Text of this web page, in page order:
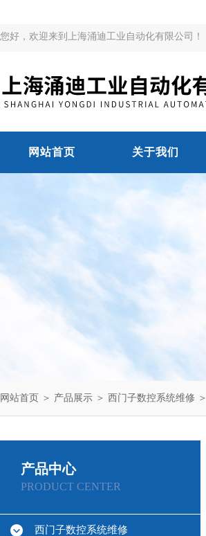
您好，欢迎来到上海涌迪工业自动化有限公司！
网站首页 关于我们
网站首页 ＞ 产品展示 ＞ 西门子数控系统维修 ＞
产品中心
PRODUCT CENTER
西门子数控系统维修